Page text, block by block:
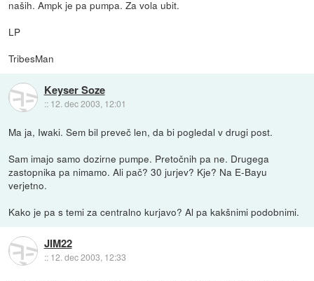
naših. Ampk je pa pumpa. Za vola ubit.
LP
TribesMan
Keyser Soze
:: 12. dec 2003, 12:01
Ma ja, Iwaki. Sem bil preveč len, da bi pogledal v drugi post.
Sam imajo samo dozirne pumpe. Pretočnih pa ne. Drugega
zastopnika pa nimamo. Ali pač? 30 jurjev? Kje? Na E-Bayu
verjetno.
Kako je pa s temi za centralno kurjavo? Al pa kakšnimi podobnimi.
JIM22
:: 12. dec 2003, 12:33